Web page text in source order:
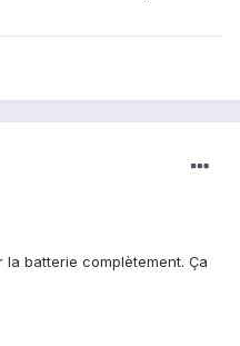
batterie complètement. Ça